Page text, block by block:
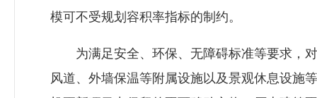
模可不受规划容积率指标的制约。
为满足安全、环保、无障碍标准等要求，对
风道、外墙保温等附属设施以及景观休息设施